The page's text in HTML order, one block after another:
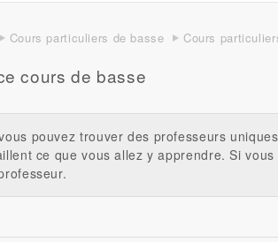
Cours particuliers de basse Cours
cours de basse
pouvez trouver des professeurs
ce que vous allez y apprendre. Si